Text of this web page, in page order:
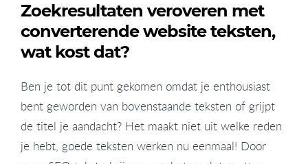
Zoekresultaten veroveren met
converterende website teksten,
wat kost dat?
Ben je tot dit punt gekomen omdat je enthousiast
bent geworden van bovenstaande teksten of grijpt
de titel je aandacht? Het maakt niet uit welke reden
je hebt, goede teksten werken nu eenmaal! Door